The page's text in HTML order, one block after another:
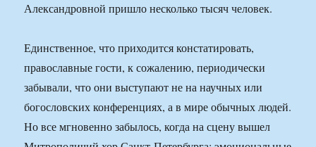
Александровной пришло несколько тысяч человек.
Единственное, что приходится констатировать,
православные гости, к сожалению, периодически
забывали, что они выступают не на научных или
богословских конференциях, а в мире обычных людей.
Но все мгновенно забылось, когда на сцену вышел